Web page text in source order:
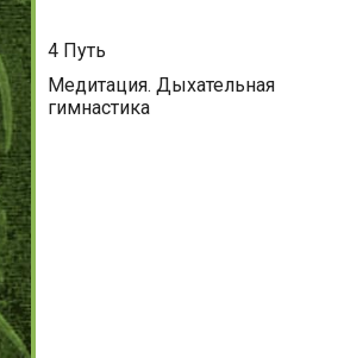
4 Путь
Медитация. Дыхательная
гимнастика